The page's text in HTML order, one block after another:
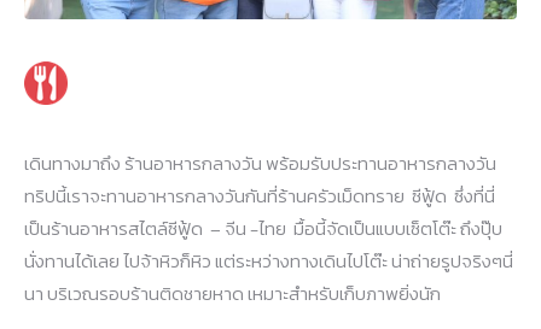
เดินทางมาถึง ร้านอาหารกลางวัน พร้อมรับประทานอาหารกลางวัน
ทริปนี้เราจะทานอาหารกลางวันกันที่ร้านครัวเม็ดทราย ซีฟู้ด ซึ่งที่นี่
เป็นร้านอาหารสไตล์ซีฟู้ด – จีน -ไทย มื้อนี้จัดเป็นแบบเซ็ตโต๊ะ ถึงปุ๊บ
นั่งทานได้เลย ไปจ้าหิวก็หิว แต่ระหว่างทางเดินไปโต๊ะ น่าถ่ายรูปจริงๆนี่
นา บริเวณรอบร้านติดชายหาด เหมาะสำหรับเก็บภาพยิ่งนัก